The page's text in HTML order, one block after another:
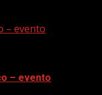
– evento
– evento